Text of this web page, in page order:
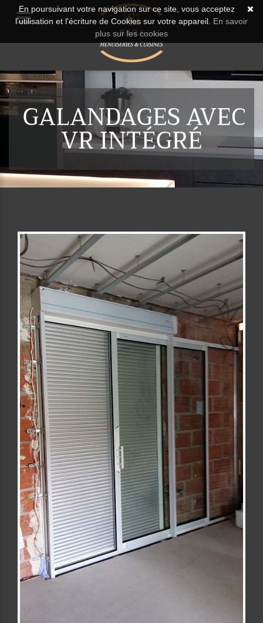
GALANDAGES AVEC
VR INTÉGRÉ
En poursuivant votre navigation sur ce site, vous acceptez
l'utilisation et l'écriture de Cookies sur votre appareil. En savoir
plus sur les cookies